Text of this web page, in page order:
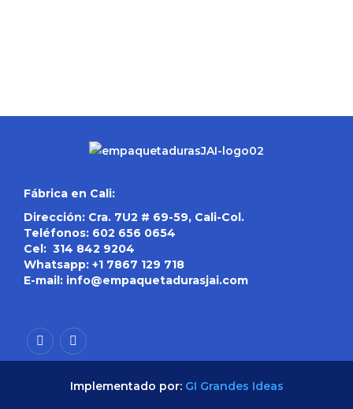
Fábrica en Cali:
Dirección: Cra. 7U2 # 69-59, Cali-Col.
Teléfonos: 602 656 0654
Cel: 314 842 9204
Whatsapp: +1 7867 129 718
E-mail: info@empaquetadurasjai.com
Implementado por: GI Grandes Ideas